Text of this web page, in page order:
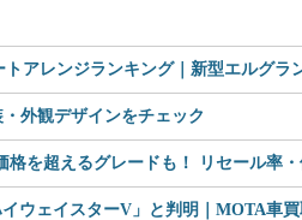
アレンジランキング｜新型エルグラ
外観デザインをチェック
を超えるグレードも！ リセール率
ウェイスターV」と判明｜MOTA車